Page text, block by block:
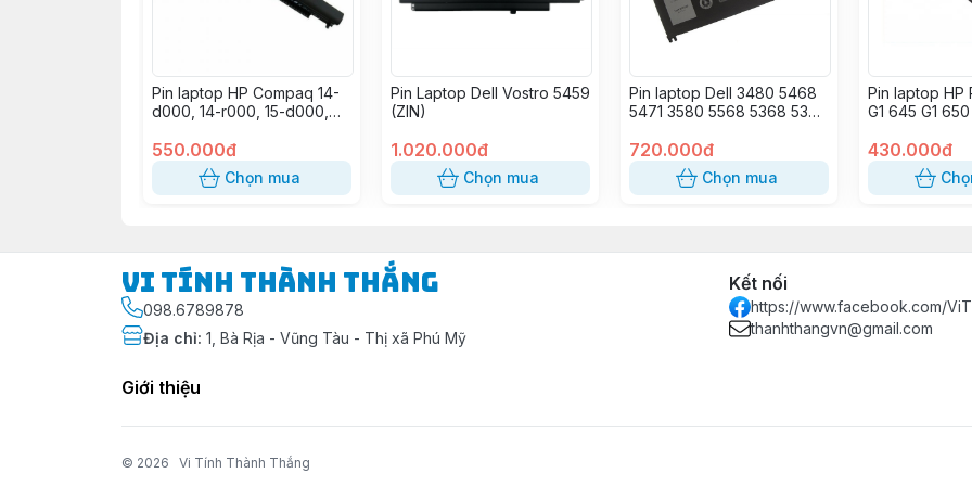
Pin laptop HP Compaq 14-
d000, 14-r000, 15-d000,
15-s000, CQ14, CQ15,
Probook 240 G2, OA03
(OA04) (OEM)
550.000đ
Chọn mua
Pin Laptop Dell Vostro 5459
(ZIN)
1.020.000đ
Chọn mua
Pin laptop Dell 3480 5468
5471 3580 5568 5368 5378
7379 3480 5480 7460
3580 5565 5567 5568
5570 5578 5579 5580
3390 3580 3590 WDXOR
720.000đ
Chọn mua
Pin laptop HP
G1 645 G1 650
430.000đ
Vi Tính Thành Thắng
098.6789878
Địa chỉ: 1, Bà Rịa - Vũng Tàu - Thị xã Phú Mỹ
Kết nối
https://www.facebook.com/
thanhthangvn@gmail.com
Giới thiệu
© 2026 Vi Tính Thành Thắng